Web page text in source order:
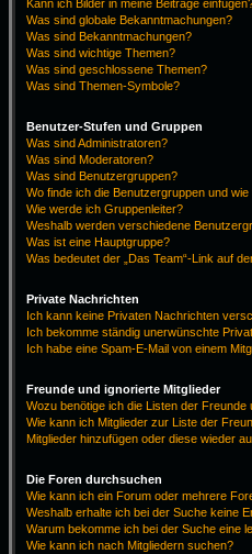
Kann ich Bilder in meine Beiträge
Was sind globale Bekanntmachungen?
Was sind Bekanntmachungen?
Was sind wichtige Themen?
Was sind geschlossene Themen?
Was sind Themen-Symbole?
Benutzer-Stufen und Gruppen
Was sind Administratoren?
Was sind Moderatoren?
Was sind Benutzergruppen?
Wo finde ich die Benutzergruppen und
Wie werde ich Gruppenleiter?
Weshalb werden verschiedene
Was ist eine Hauptgruppe?
Was bedeutet der „Das Team“-Link auf
Private Nachrichten
Ich kann keine Privaten Nachrichten
Ich bekomme ständig unerwünschte
Ich habe eine Spam-E-Mail von einem
Freunde und ignorierte Mitglieder
Wozu benötige ich die Listen der Freunde
Wie kann ich Mitglieder zur Liste der
Mitglieder hinzufügen oder diese wieder
Die Foren durchsuchen
Wie kann ich ein Forum oder mehrere
Weshalb erhalte ich bei der Suche keine
Warum bekomme ich bei der Suche eine
Wie kann ich nach Mitgliedern suchen?